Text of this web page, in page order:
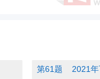
第61题 2021